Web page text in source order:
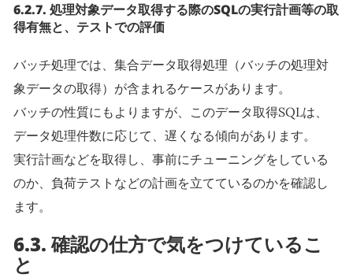
6.2.7. 処理対象データ取得する際のSQLの実行計画等の取
得有無と、テストでの評価
バッチ処理では、集合データ取得処理（バッチの処理対
象データの取得）が含まれるケースがあります。
バッチの性質にもよりますが、このデータ取得SQLは、
データ処理件数に応じて、遅くなる傾向があります。
実行計画などを取得し、事前にチューニングをしている
のか、負荷テストなどの計画を立てているのかを確認し
ます。
6.3.確認の仕方で気をつけているこ
と